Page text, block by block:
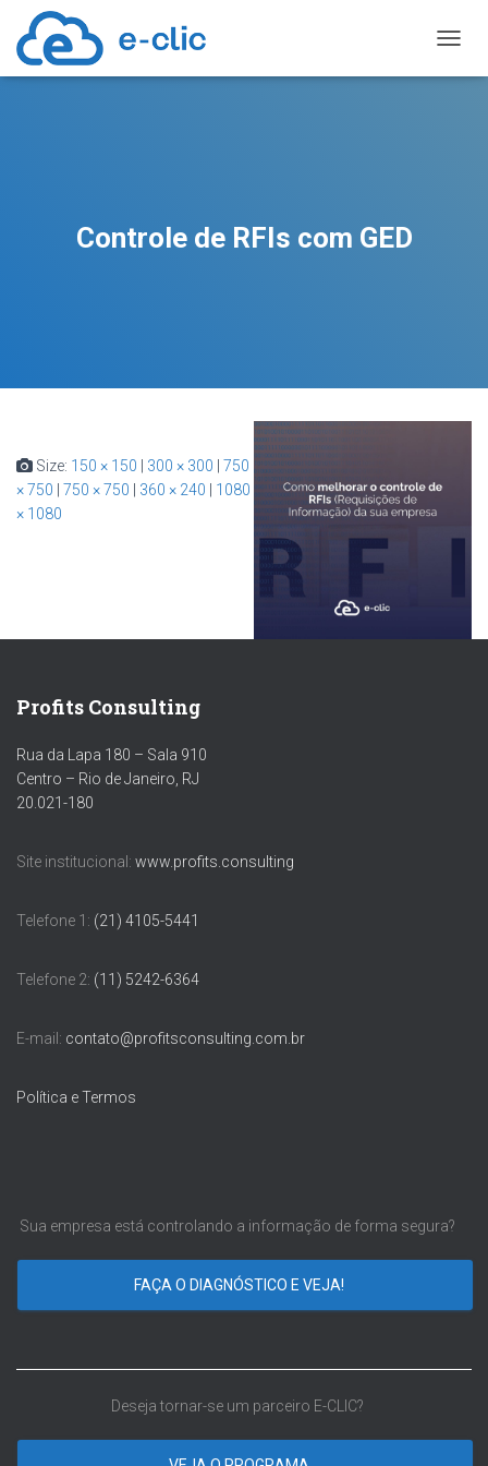
Controle de RFIs com GED
Size: 150 × 150 300 × 300
750
× 750
750 × 750 360 × 240
1080
× 1080
Profits Consulting
Rua da Lapa 180 – Sala 910
Centro – Rio de Janeiro, RJ
20.021-180
Site institucional: www.profits.consulting
Telefone 1: (21) 4105-5441
Telefone 2: (11) 5242-6364
E-mail: contato@profitsconsulting.com.br
Política e Termos
Sua empresa está controlando a informação de forma segura?
FAÇA O DIAGNÓSTICO E VEJA!
Deseja tornar-se um parceiro E-CLIC?